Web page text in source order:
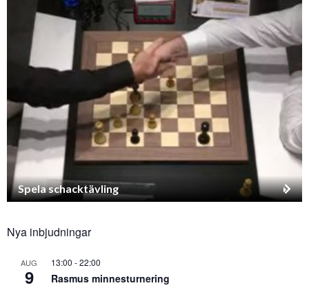
Spela schacktävling
Nya inbjudningar
AUG
9
13:00 -22:00
Rasmus minnesturnering